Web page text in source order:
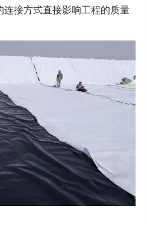
接方式直接影响工程的质量